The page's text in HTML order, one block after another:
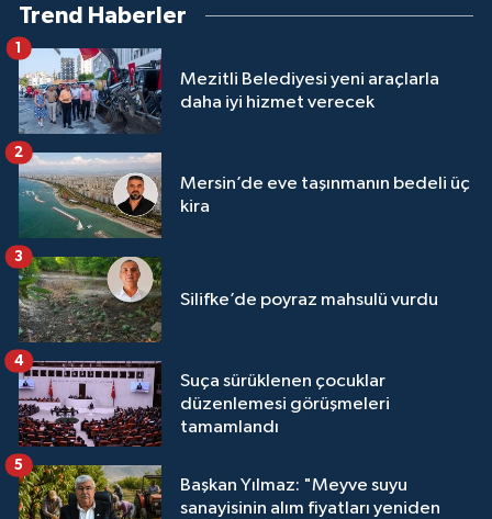
Trend Haberler
Mezitli Belediyesi yeni araçlarla
daha iyi hizmet verecek
1
Mersin’de eve taşınmanın bedeli üç
kira
2
Silifke’de poyraz mahsulü vurdu
3
Suça sürüklenen çocuklar
düzenlemesi görüşmeleri
tamamlandı
4
Başkan Yılmaz: "Meyve suyu
sanayisinin alım fiyatları yeniden
5